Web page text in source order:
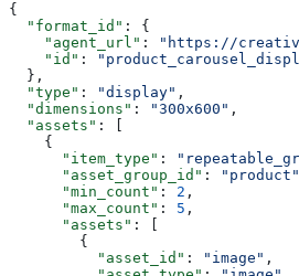
{
  "format_id"
: {
    "agent_url"
:
"https://
    "id"
:
  },
  "type"
: "display" ,
  "dimensions"
: "300x600" ,
  "assets"
: [
    {
      "item_type"
:
      "asset_group_id"
: "product"
      "min_count"
: 2 ,
      "max_count"
: 5 ,
      "assets"
: [
        {
          "asset_id"
: "image" ,